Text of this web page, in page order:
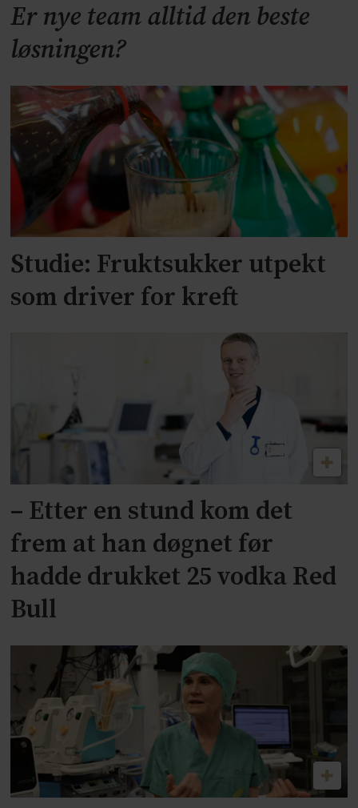
Er nye team alltid den beste
løsningen?
Studie: Fruktsukker utpekt
som driver for kreft
– Etter en stund kom det
frem at han døgnet før
hadde drukket 25 vodka Red
Bull